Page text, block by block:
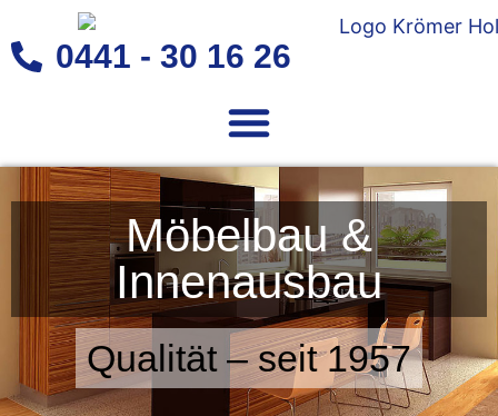
0441 - 30 16 26
Möbelbau &
Innenausbau
Qualität – seit 1957